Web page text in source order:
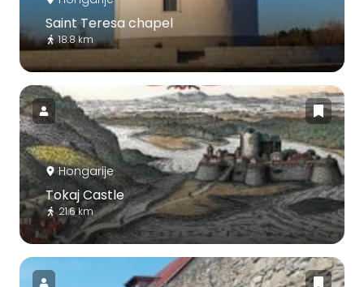
Saint Teresa chapel
18.8 km
Hongarije
Tokaj Castle
21.6 km